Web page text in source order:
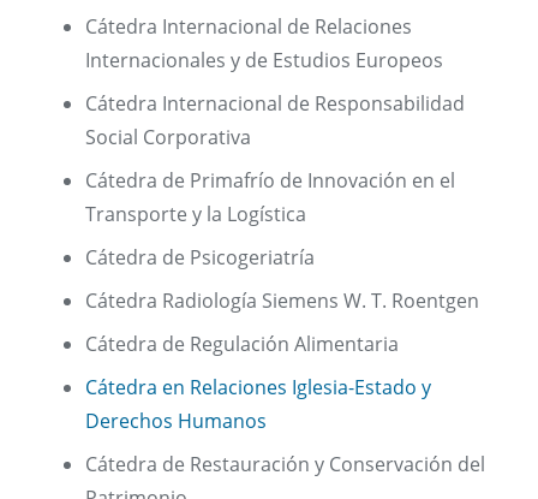
Cátedra Internacional de Relaciones
Internacionales y de Estudios Europeos
Cátedra Internacional de Responsabilidad
Social Corporativa
Cátedra de Primafrío de Innovación en el
Transporte y la Logística
Cátedra de Psicogeriatría
Cátedra Radiología Siemens W. T. Roentgen
Cátedra de Regulación Alimentaria
Cátedra en Relaciones Iglesia-Estado y
Derechos Humanos
Cátedra de Restauración y Conservación del